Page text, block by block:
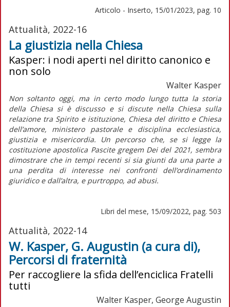
Articolo - Inserto, 15/01/2023, pag. 10
Attualità, 2022-16
La giustizia nella Chiesa
Kasper: i nodi aperti nel diritto canonico e
non solo
Walter Kasper
Non soltanto oggi, ma in certo modo lungo tutta la storia
della Chiesa si è discusso e si discute nella Chiesa sulla
relazione tra Spirito e istituzione, Chiesa del diritto e Chiesa
dell’amore, ministero pastorale e disciplina ecclesiastica,
giustizia e misericordia. Un percorso che, se si legge la
costituzione apostolica Pascite gregem Deidel 2021, sembra
dimostrare che in tempi recenti si sia giunti da una parte a
una perdita di interesse nei confronti dell’ordinamento
giuridico e dall’altra, e purtroppo, ad abusi.
Libri del mese, 15/09/2022, pag. 503
Attualità, 2022-14
W. Kasper, G. Augustin (a cura di),
Percorsi di fraternità
Per raccogliere la sfida dell’enciclica Fratelli
tutti
Walter Kasper, George Augustin